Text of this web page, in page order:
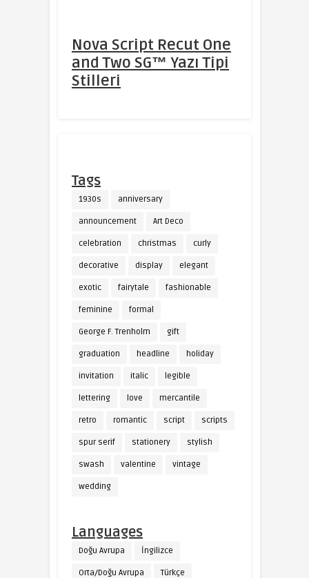
Nova Script Recut One
and Two SG™ Yazı Tipi
Stilleri
Tags
1930s anniversary
announcement Art Deco
celebration christmas curly
decorative display elegant
exotic fairytale fashionable
feminine formal
George F. Trenholm gift
graduation headline holiday
invitation italic legible
lettering love mercantile
retro romantic script scripts
spur serif stationery stylish
swash valentine vintage
wedding
Languages
Doğu Avrupa İngilizce
Orta/Doğu Avrupa Türkçe